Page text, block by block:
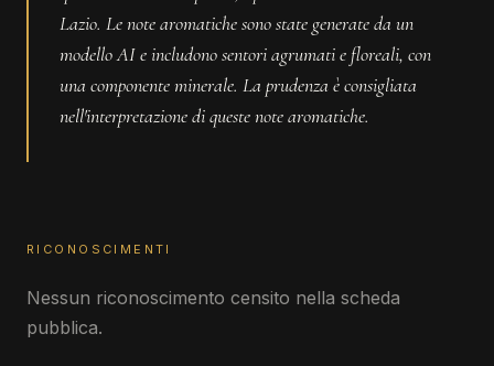
Lazio. Le note aromatiche sono state generate da un
modello AI e includono sentori agrumati e floreali, con
una componente minerale. La prudenza è consigliata
nell'interpretazione di queste note aromatiche.
RICONOSCIMENTI
Nessun riconoscimento censito nella scheda
pubblica.